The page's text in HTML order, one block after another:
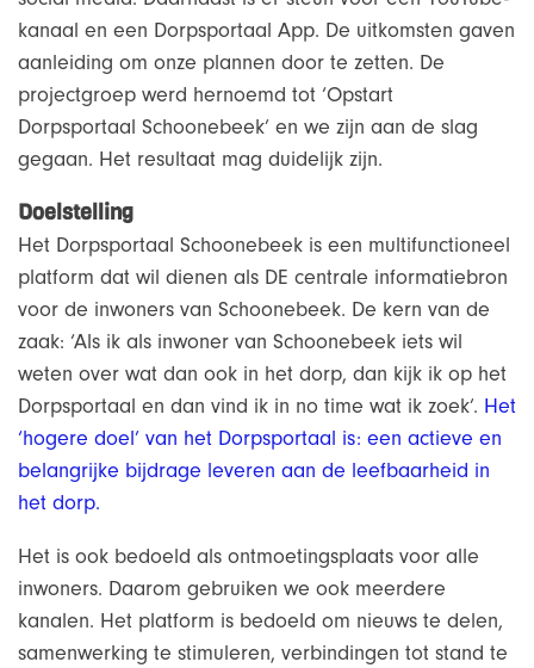
kanaal en een Dorpsportaal App. De uitkomsten gaven
aanleiding om onze plannen door te zetten. De
projectgroep werd hernoemd tot ‘Opstart
Dorpsportaal Schoonebeek’ en we zijn aan de slag
gegaan. Het resultaat mag duidelijk zijn.
Doelstelling
Het Dorpsportaal Schoonebeek is een multifunctioneel
platform dat wil dienen als DE centrale informatiebron
voor de inwoners van Schoonebeek. De kern van de
zaak: ‘Als ik als inwoner van Schoonebeek iets wil
weten over wat dan ook in het dorp, dan kijk ik op het
Dorpsportaal en dan vind ik in no time wat ik zoek’. Het
‘hogere doel’ van het Dorpsportaal is: een actieve en
belangrijke bijdrage leveren aan de leefbaarheid in
het dorp.
Het is ook bedoeld als ontmoetingsplaats voor alle
inwoners. Daarom gebruiken we ook meerdere
kanalen. Het platform is bedoeld om nieuws te delen,
samenwerking te stimuleren, verbindingen tot stand te